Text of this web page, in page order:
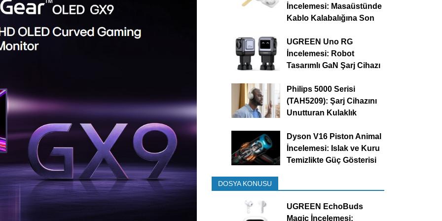
İncelemesi: Masaüstünde
Kablo Kalabalığına Son
UGREEN Uno RG
İncelemesi: Robot
Tasarımlı GaN Şarj Cihazı
Philips 5000 Serisi
(TAH5209): Şarj Cihazını
Unutturan Kulaklık
Dyson V16 Piston Animal
İncelemesi: Islak ve Kuru
Temizlikte Güç Gösterisi
DOSYA KONUSU
UGREEN EchoBuds
Magic İncelemesi: